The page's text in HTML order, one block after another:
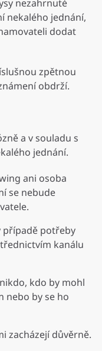
nezahrnuté
nekalého jednání,
dodat
zpětnou
obdrží.
a v souladu s
jednání.
ani osoba
se nebude
případě potřeby
kanálu
kdo by mohl
nebo by se ho
zacházejí důvěrně.